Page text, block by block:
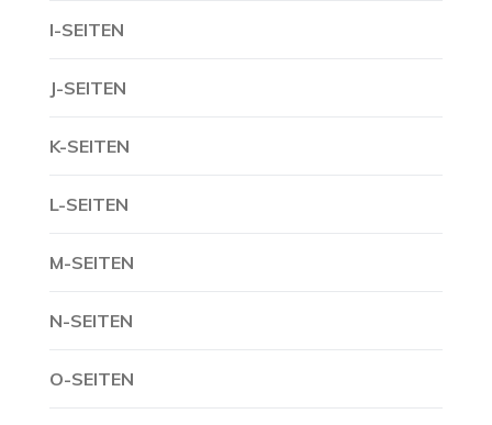
I-SEITEN
J-SEITEN
K-SEITEN
L-SEITEN
M-SEITEN
N-SEITEN
O-SEITEN